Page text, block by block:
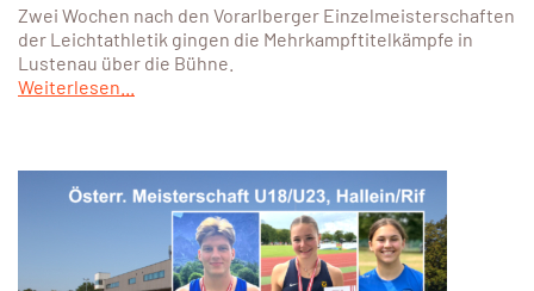
Zwei Wochen nach den Vorarlberger Einzelmeisterschaften
der Leichtathletik gingen die Mehrkampftitelkämpfe in
Lustenau über die Bühne.
Weiterlesen...